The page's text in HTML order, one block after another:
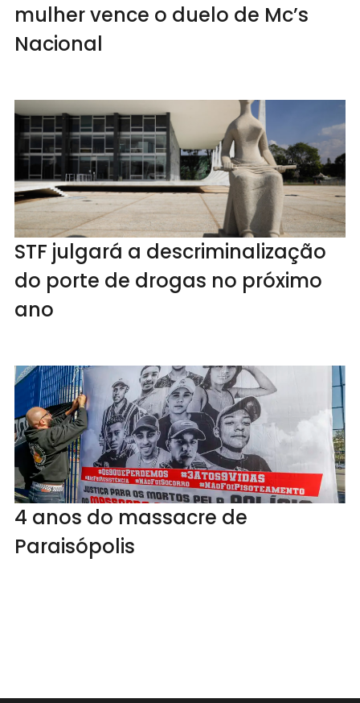
mulher vence o duelo de Mc’s
Nacional
STF julgará a descriminalização
do porte de drogas no próximo
ano
4 anos do massacre de
Paraisópolis